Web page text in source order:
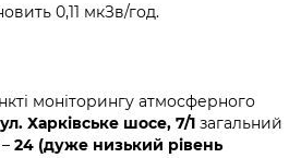
0,11 мкЗв/год.
моніторингу атмосферного
Харківське шосе, 7/1 загальний
24 (дуже низький рівень